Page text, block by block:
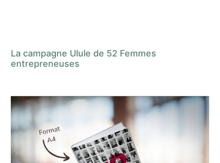
La campagne Ulule de 52 Femmes
entrepreneuses